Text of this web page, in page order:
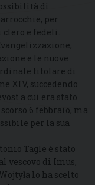
di
per
e fedeli.
e le nuove
titolare di
XIV, succedendo
a cui era stato
6 febbraio, ma
per la sua
Tagle è stato
vescovo di Imus,
lo ha scelto